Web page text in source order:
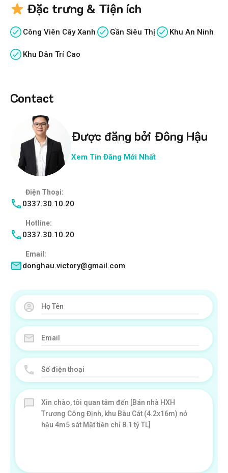
Đặc trưng & Tiện ích
Công Viên Cây Xanh Gần Siêu Thị Khu An Ninh
Khu Dân Trí Cao
Contact
Được đăng bởi Đông Hậu
Xem Tin Đăng Mới Nhất
Điện Thoại:
0337.30.10.20
Hotline:
0337.30.10.20
Email:
donghau.victory@gmail.com